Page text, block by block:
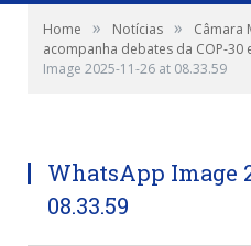
Home » Notícias »
Câmara
acompanha debates da COP-30
Image 2025-11-26 at 08.33.59
WhatsApp Image
08.33.59